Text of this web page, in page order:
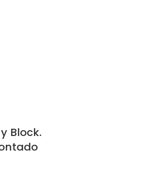
Block.